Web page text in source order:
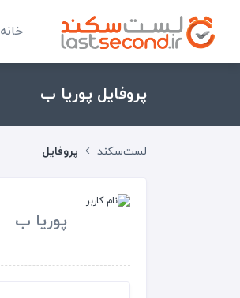
خانه
پروفایل پوریا ب
لست‌سکند پروفایل
پوریا ب